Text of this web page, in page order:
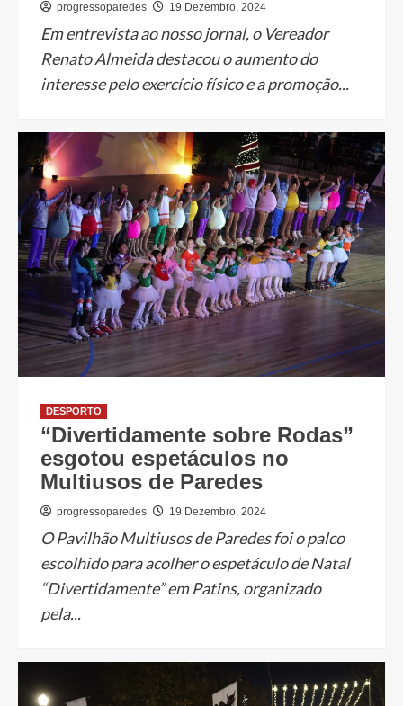
progressoparedes 19 Dezembro, 2024
Em entrevista ao nosso jornal, o Vereador
Renato Almeida destacou o aumento do
interesse pelo exercício físico e a promoção...
DESPORTO
“Divertidamente sobre Rodas”
esgotou espetáculos no
Multiusos de Paredes
progressoparedes 19 Dezembro, 2024
O Pavilhão Multiusos de Paredes foi o palco
escolhido para acolher o espetáculo de Natal
“Divertidamente” em Patins, organizado
pela...